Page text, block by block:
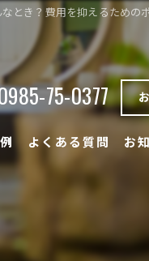
とき？費用を抑えるための
75-0377
よくある質問 お